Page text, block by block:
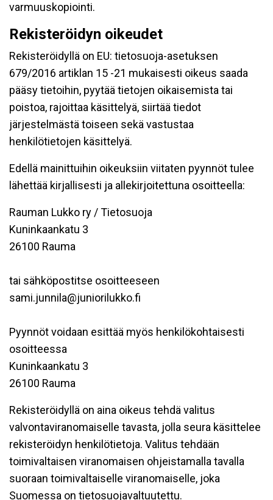
varmuuskopiointi.
Rekisteröidyn oikeudet
Rekisteröidyllä on EU: tietosuoja-asetuksen
679/2016 artiklan 15 -21 mukaisesti oikeus saada
pääsy tietoihin, pyytää tietojen oikaisemista tai
poistoa, rajoittaa käsittelyä, siirtää tiedot
järjestelmästä toiseen sekä vastustaa
henkilötietojen käsittelyä.
Edellä mainittuihin oikeuksiin viitaten pyynnöt tulee
lähettää kirjallisesti ja allekirjoitettuna osoitteella:
Rauman Lukko ry / Tietosuoja
Kuninkaankatu 3
26100 Rauma
tai sähköpostitse osoitteeseen
sami.junnila@juniorilukko.fi
Pyynnöt voidaan esittää myös henkilökohtaisesti
osoitteessa
Kuninkaankatu 3
26100 Rauma
Rekisteröidyllä on aina oikeus tehdä valitus
valvontaviranomaiselle tavasta, jolla seura käsittelee
rekisteröidyn henkilötietoja. Valitus tehdään
toimivaltaisen viranomaisen ohjeistamalla tavalla
suoraan toimivaltaiselle viranomaiselle, joka
Suomessa on tietosuojavaltuutettu.